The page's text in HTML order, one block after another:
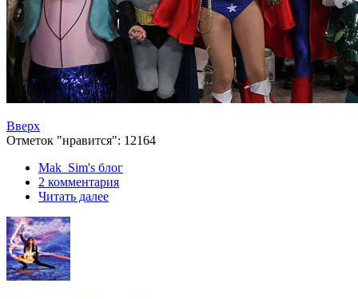
Вверх
Отметок "нравится": 12164
Mak_Sim's блог
2 комментария
Читать далее